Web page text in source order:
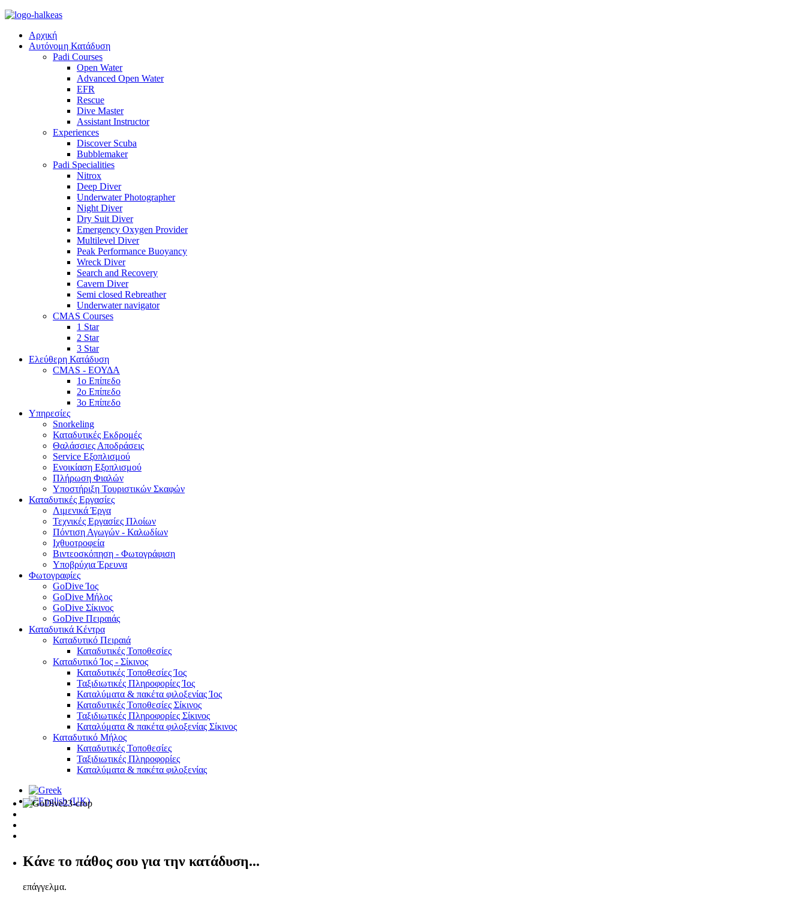
Αρχική
Αυτόνομη Κατάδυση
Padi Courses
Open Water
Advanced Open Water
EFR
Rescue
Dive Master
Assistant Instructor
Experiences
Discover Scuba
Bubblemaker
Padi Specialities
Nitrox
Deep Diver
Underwater Photographer
Night Diver
Dry Suit Diver
Emergency Oxygen Provider
Multilevel Diver
Peak Performance Buoyancy
Wreck Diver
Search and Recovery
Cavern Diver
Semi closed Rebreather
Underwater navigator
CMAS Courses
1 Star
2 Star
3 Star
Ελεύθερη Κατάδυση
CMAS - ΕΟΥΔΑ
1ο Επίπεδο
2ο Επίπεδο
3ο Επίπεδο
Υπηρεσίες
Snorkeling
Καταδυτικές Εκδρομές
Θαλάσσιες Αποδράσεις
Service Εξοπλισμού
Ενοικίαση Εξοπλισμού
Πλήρωση Φιαλών
Υποστήριξη Τουριστικών Σκαφών
Καταδυτικές Εργασίες
Λιμενικά Έργα
Τεχνικές Εργασίες Πλοίων
Πόντιση Αγωγών - Καλωδίων
Ιχθυοτροφεία
Βιντεοσκόπηση - Φωτογράφιση
Υποβρύχια Έρευνα
Φωτογραφίες
GoDive Ίος
GoDive Μήλος
GoDive Σίκινος
GoDive Πειραιάς
Καταδυτικά Κέντρα
Καταδυτικό Πειραιά
Καταδυτικές Τοποθεσίες
Καταδυτικό Ίος - Σίκινος
Καταδυτικές Τοποθεσίες Ίος
Ταξιδιωτικές Πληροφορίες Ίος
Καταλύματα & πακέτα φιλοξενίας Ίος
Καταδυτικές Τοποθεσίες Σίκινος
Ταξιδιωτικές Πληροφορίες Σίκινος
Καταλύματα & πακέτα φιλοξενίας Σίκινος
Καταδυτικό Μήλος
Καταδυτικές Τοποθεσίες
Ταξιδιωτικές Πληροφορίες
Καταλύματα & πακέτα φιλοξενίας
Κάνε το πάθος σου για την κατάδυση...
επάγγελμα.